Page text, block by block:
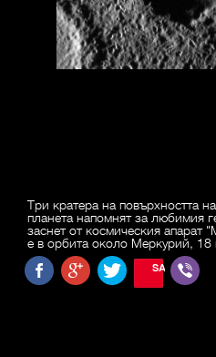
Три кратера на повърхността
планета напомнят за любимия
заснет от космическия
е в орбита около Меркурий,
SAVE